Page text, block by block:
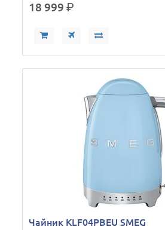
18 999р.
Чайник KLF04PBEU SMEG